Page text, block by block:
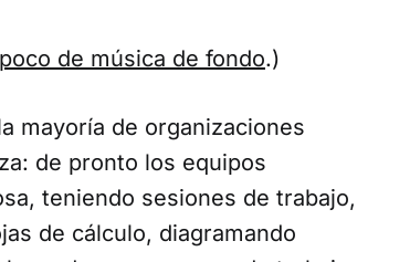
de música de fondo.)
mayoría de organizaciones
de pronto los equipos
teniendo sesiones de trabajo,
de cálculo, diagramando